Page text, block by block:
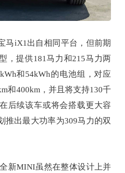
马iX1出自相同平台，但前期
，提供181马力和215马力两
和54kWh的电池组，对应
和400km，并且将支持130千
后续该车或将会搭载更大容
推出最大功率为309马力的双
新MINI虽然在整体设计上并